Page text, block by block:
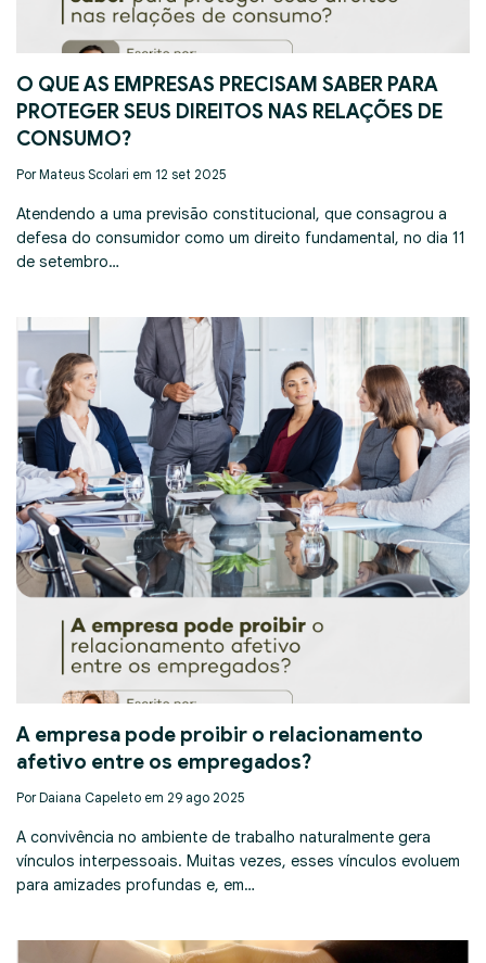
O QUE AS EMPRESAS PRECISAM SABER PARA
PROTEGER SEUS DIREITOS NAS RELAÇÕES DE
CONSUMO?
Por Mateus Scolari em 12 set 2025
Atendendo a uma previsão constitucional, que consagrou a
defesa do consumidor como um direito fundamental, no dia 11
de setembro…
A empresa pode proibir o relacionamento
afetivo entre os empregados?
Por Daiana Capeleto em 29 ago 2025
A convivência no ambiente de trabalho naturalmente gera
vínculos interpessoais. Muitas vezes, esses vínculos evoluem
para amizades profundas e, em…